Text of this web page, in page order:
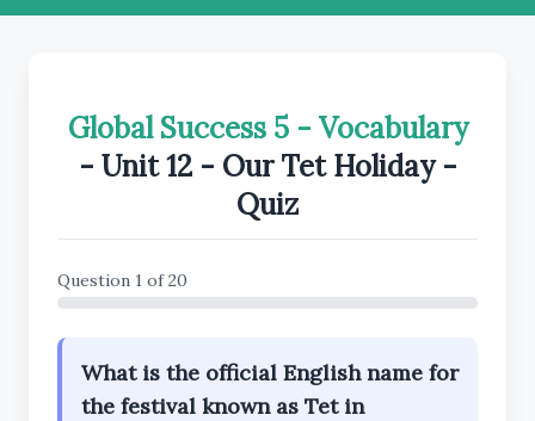
Global Success 5 - Vocabulary
- Unit 12 - Our Tet Holiday -
Quiz
Question 1 of 20
What is the official English name for
the festival known as Tet in